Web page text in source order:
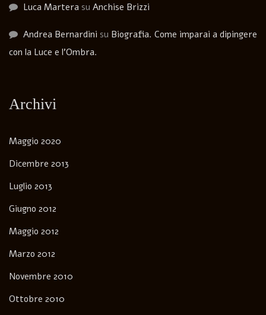
Luca Martera su Anchise Brizzi
Andrea Bernardini su Biografia. Come imparai a dipingere
con la Luce e l’Ombra.
Archivi
Maggio 2020
Dicembre 2013
Luglio 2013
Giugno 2012
Maggio 2012
Marzo 2012
Novembre 2010
Ottobre 2010